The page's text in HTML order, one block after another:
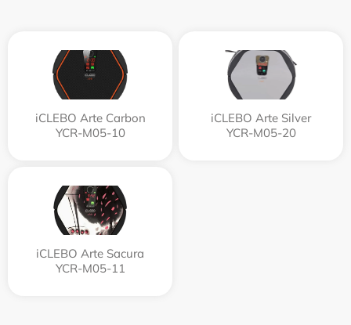
iCLEBO Arte Carbon
YCR-M05-10
iCLEBO Arte Silver
YCR-M05-20
iCLEBO Arte Sacura
YCR-M05-11